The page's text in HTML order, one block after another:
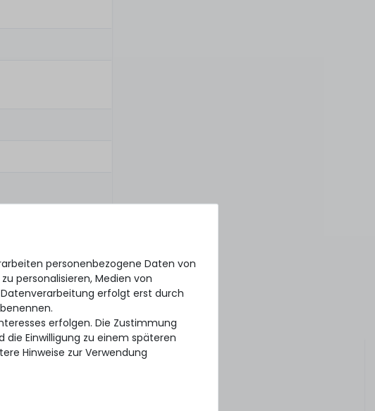
personenbezogene Daten von
personalisieren, Medien von
erfolgt erst durch
erfolgen. Die Zustimmung
Einwilligung zu einem späteren
Hinweise zur Verwendung